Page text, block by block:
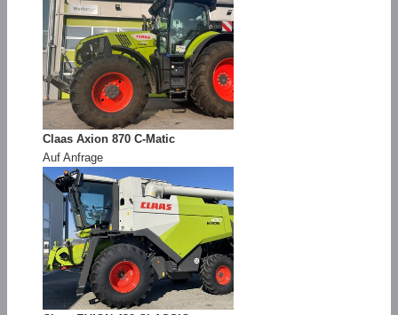
Claas Axion 870 C-Matic
Auf Anfrage